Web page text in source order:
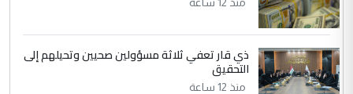
ذي قار تعفي ثلاثة مسؤولين صحيين وتحيلهم إلى
التحقيق
منذ 12 ساعة